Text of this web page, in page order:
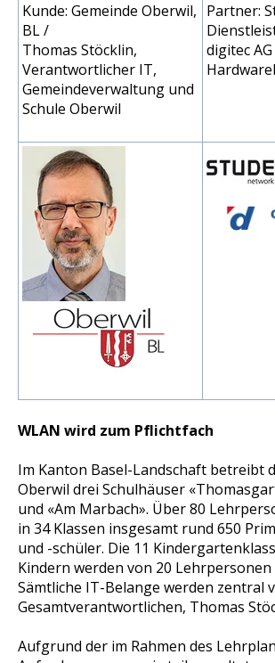
Kunde: Gemeinde Oberwil,
BL /
Thomas Stöcklin,
Verantwortlicher IT,
Gemeindeverwaltung und
Schule Oberwil
Partner:
digitec
WLAN wird zum Pflichtfach
Im Kanton Basel-Landschaft betreibt
Oberwil drei Schulhäuser
und «Am Marbach». Über 80
in 34 Klassen insgesamt rund 650
und -schüler. Die 11
Kindern werden von 20
Sämtliche IT-Belange werden zentral
Gesamtverantwortlichen, Thomas
Aufgrund der im Rahmen des